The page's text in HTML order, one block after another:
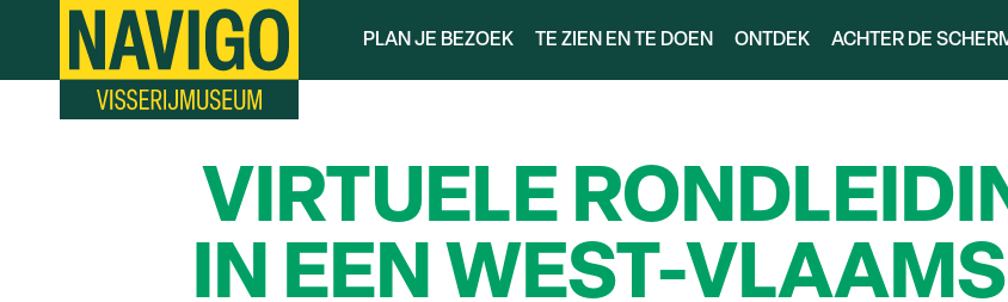
Overslaan
naar
PLAN JE BEZOEK TE ZIEN EN TE DOEN ONTDEK ACHTER DE
VIRTUELE
IN EEN WEST-